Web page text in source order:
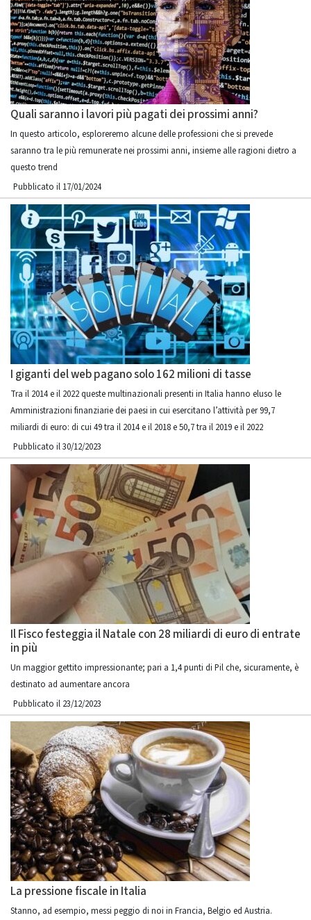
Quali saranno i lavori più pagati dei prossimi anni?
In questo articolo, esploreremo alcune delle professioni che si prevede
saranno tra le più remunerate nei prossimi anni, insieme alle ragioni dietro a
questo trend
Pubblicato il 17/01/2024
I giganti del web pagano solo 162 milioni di tasse
Tra il 2014 e il 2022 queste multinazionali presenti in Italia hanno eluso le
Amministrazioni finanziarie dei paesi in cui esercitano l’attività per 99,7
miliardi di euro: di cui 49 tra il 2014 e il 2018 e 50,7 tra il 2019 e il 2022
Pubblicato il 30/12/2023
Il Fisco festeggia il Natale con 28 miliardi di euro di entrate
in più
Un maggior gettito impressionante; pari a 1,4 punti di Pil che, sicuramente, è
destinato ad aumentare ancora
Pubblicato il 23/12/2023
La pressione fiscale in Italia
Stanno, ad esempio, messi peggio di noi in Francia, Belgio ed Austria.